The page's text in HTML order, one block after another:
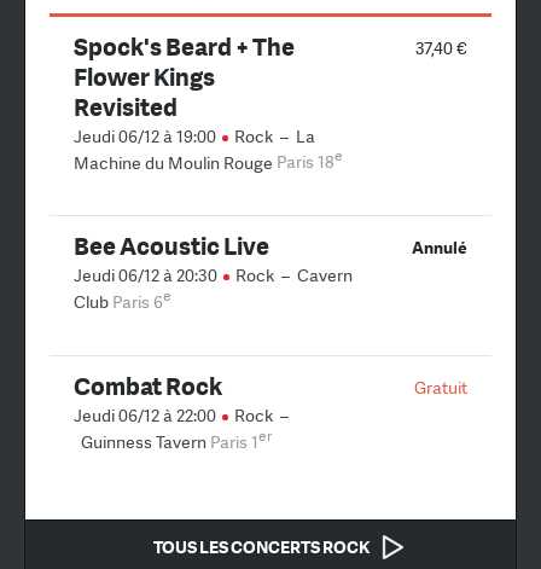
37,40 €
Spock's Beard + The
Flower Kings
Revisited
Jeudi 06/12 à 19:00 Rock – La
Machine du Moulin Rouge Paris 18e
Annulé
Bee Acoustic Live
Jeudi 06/12 à 20:30 Rock – Cavern
Club Paris 6e
Gratuit
Combat Rock
Jeudi 06/12 à 22:00 Rock –
Guinness Tavern Paris 1er
TOUS LES CONCERTS ROCK